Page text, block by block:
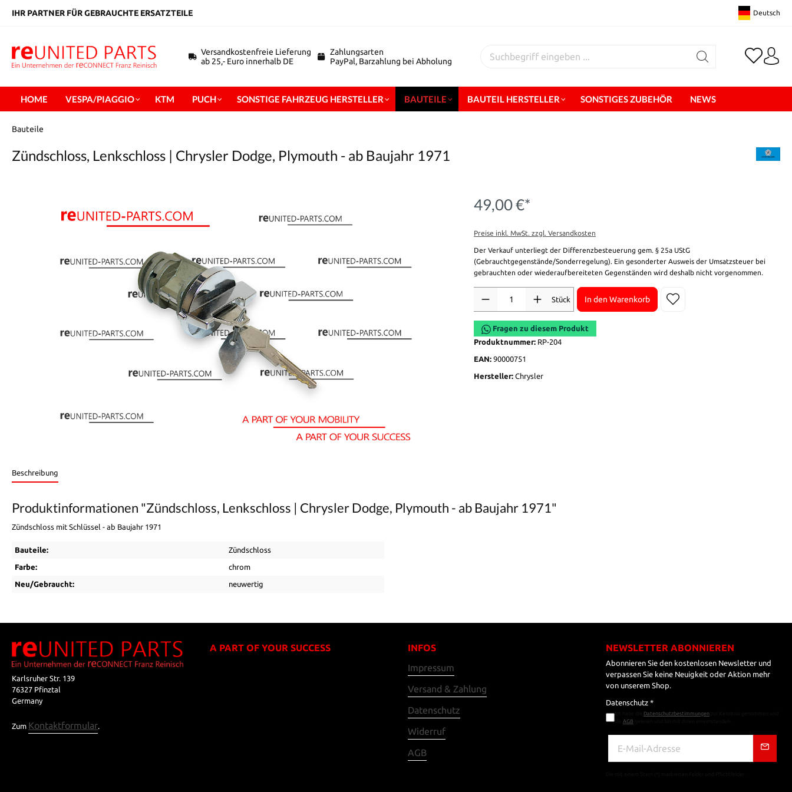
springen
IHR PARTNER FÜR GEBRAUCHTE ERSATZTEILE Deutsch
Versandkostenfreie Lieferung
ab 25,- Euro innerhalb DE
Zahlungsarten
PayPal, Barzahlung bei Abholung
HOME VESPA/PIAGGIO KTM PUCH SONSTIGE FAHRZEUG HERSTELLER BAUTEILE BAUTEIL HERSTELLER SONSTIGES ZUBEHÖR NEWS
Bauteile
Zündschloss, Lenkschloss | Chrysler Dodge, Plymouth - ab Baujahr 1971
49,00 €*
Preise inkl. MwSt. zzgl. Versandkosten
Der Verkauf unterliegt der Differenzbesteuerung gem. § 25a UStG
(Gebrauchtgegenstände/Sonderregelung). Ein gesonderter Ausweis der Umsatzsteuer bei
gebrauchten oder wiederaufbereiteten Gegenständen wird deshalb nicht vorgenommen.
Stück
In den Warenkorb
Fragen zu diesem Produkt
Produktnummer: RP-204
EAN: 90000751
Hersteller: Chrysler
Beschreibung
Produktinformationen "Zündschloss, Lenkschloss | Chrysler Dodge, Plymouth - ab Baujahr 1971"
Zündschloss mit Schlüssel - ab Baujahr 1971
Bauteile: Zündschloss
Farbe: chrom
Neu/Gebraucht: neuwertig
Karlsruher Str. 139
76327 Pfinztal
Germany
Zum Kontaktformular.
A PART OF YOUR SUCCESS
INFOS
Impressum
Versand & Zahlung
Datenschutz
Widerruf
AGB
NEWSLETTER ABONNIEREN
Abonnieren Sie den kostenlosen Newsletter und
verpassen Sie keine Neuigkeit oder Aktion mehr
von unserem Shop.
Datenschutz *
Datenschutzbestimmungen
AGB